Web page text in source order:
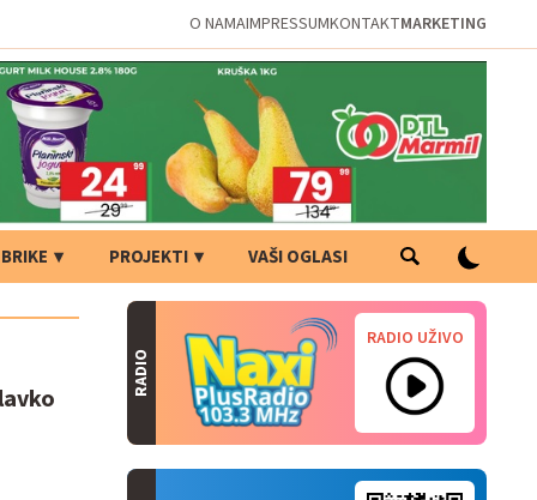
O NAMAIMPRESSUMKONTAKTMARKETING
PROJEKTI VAŠI OGLASI
RADIO
RADIO UŽIVO